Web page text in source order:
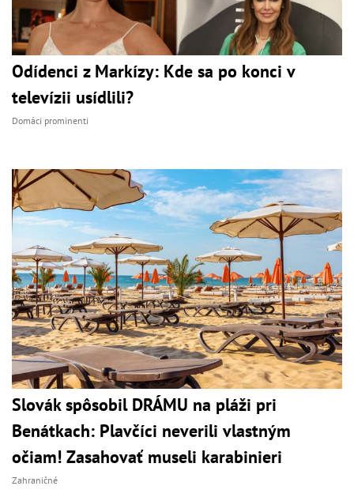
Odídenci z Markízy: Kde sa po konci v
televízii usídlili?
Domáci prominenti
Slovák spôsobil DRÁMU na pláži pri
Benátkach: Plavčíci neverili vlastným
očiam! Zasahovať museli karabinieri
Zahraničné